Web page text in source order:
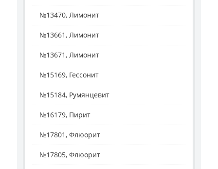
№13470, Лимонит
№13661, Лимонит
№13671, Лимонит
№15169, Гессонит
№15184, Румянцевит
№16179, Пирит
№17801, Флюорит
№17805, Флюорит